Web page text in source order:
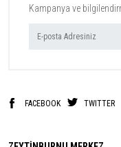
Kampanya ve
FACEBOOK TWITTER